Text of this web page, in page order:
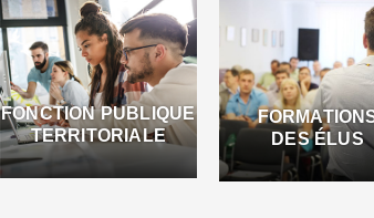
FONCTION PUBLIQUE
TERRITORIALE
DES ÉLUS